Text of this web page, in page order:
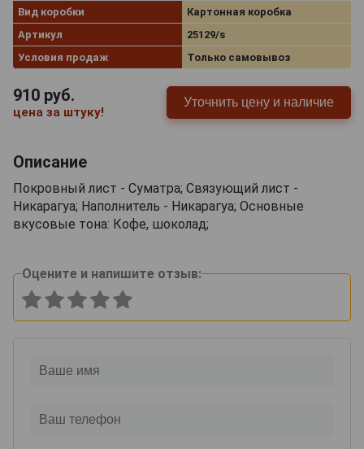
Вид коробки
Картонная коробка
Артикул
25129/s
Условия продаж
Только самовывоз
910 руб.
цена за штуку!
Уточнить цену и наличие
Описание
Покровный лист - Суматра; Связующий лист -
Никарагуа; Наполнитель - Никарагуа; Основные
вкусовые тона: Кофе, шоколад;
Оцените и напишите отзыв: